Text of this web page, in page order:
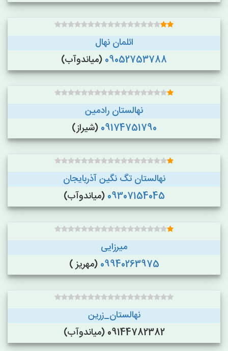
ائلمان نهال
09052753788 (میاندوآب)
نهالستان رادمین
09174751790 (شیراز)
نهالستان تگ نگین آذربایجان
09307154045 (میاندوآب)
میرزایی
09940263975 (مهریز )
نهالستان_زرین
09144782382 (میاندوآب)